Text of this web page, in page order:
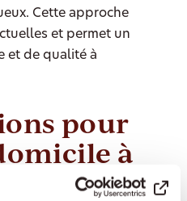
Cette approche
et permet un
et de qualité à
pour
à